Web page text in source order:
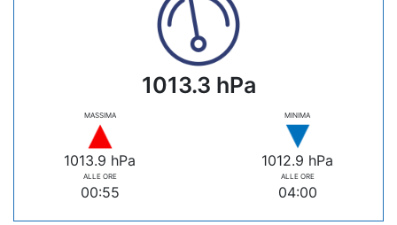
1013.3 hPa
MASSIMA
1013.9 hPa
ALLE ORE
00:55
MINIMA
1012.9 hPa
ALLE ORE
04:00